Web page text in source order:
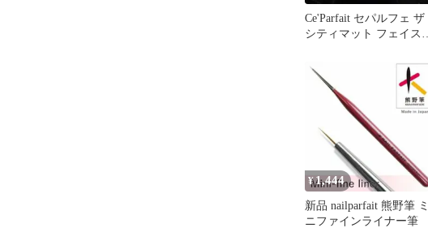
Ce'Parfait セパルフェ ザ
シティマット フェイスパ
¥1,444
新品 nailparfait 熊野筆 ミ
ニファインライナー筆